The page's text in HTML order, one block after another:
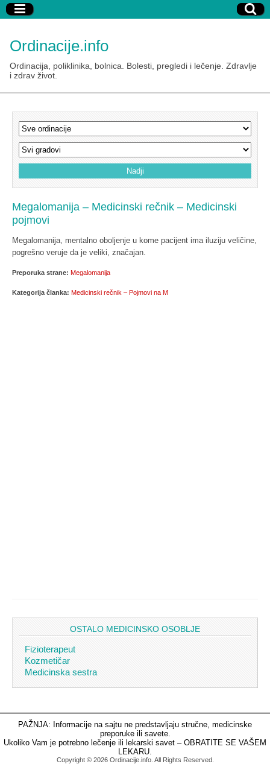
Ordinacije.info
Ordinacija, poliklinika, bolnica. Bolesti, pregledi i lečenje. Zdravlje
i zdrav život.
Megalomanija – Medicinski rečnik – Medicinski
pojmovi
Megalomanija, mentalno oboljenje u kome pacijent ima iluziju veličine,
pogrešno veruje da je veliki, značajan.
Preporuka strane: Megalomanija
Kategorija članka: Medicinski rečnik – Pojmovi na M
OSTALO MEDICINSKO OSOBLJE
Fizioterapeut
Kozmetičar
Medicinska sestra
PAŽNJA: Informacije na sajtu ne predstavljaju stručne, medicinske
preporuke ili savete.
Ukoliko Vam je potrebno lečenje ili lekarski savet – OBRATITE SE VAŠEM
LEKARU.
Copyright © 2026 Ordinacije.info. All Rights Reserved.